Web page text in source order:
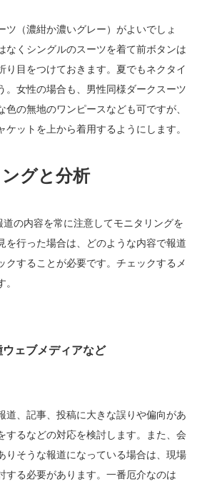
ツ（濃紺か濃いグレー）がよいでしょ
なくシングルのスーツを着て前ボタンは
り目をつけておきます。夏でもネクタイ
。女性の場合も、男性同様ダークスーツ
色の無地のワンピースなども可ですが、
ケットを上から着用するようにします。
グと分析
の内容を常に注意してモニタリングを
を行った場合は、どのような内容で報道
クすることが必要です。チェックするメ
ェブメディアなど
道、記事、投稿に大きな誤りや偏向があ
するなどの対応を検討します。また、会
りそうな報道になっている場合は、現場
する必要があります。一番厄介なのは